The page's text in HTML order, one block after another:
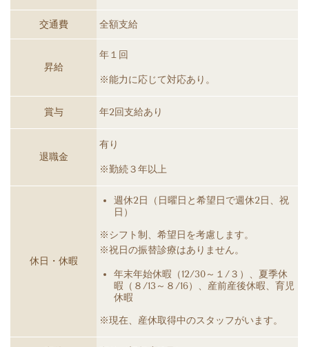
交通費 全額支給
昇給
年１回
※能力に応じて対応あり。
賞与 年2回支給あり
退職金
有り
※勤続３年以上
休日・休暇
週休2日（日曜日と希望日で週休2日、祝
日）
※シフト制、希望日を考慮します。
※祝日の振替診療はありません。
年末年始休暇（12/30～１/３）、夏季休
暇（８/13～８/16）、産前産後休暇、育児
休暇
※現在、産休取得中のスタッフがいます。